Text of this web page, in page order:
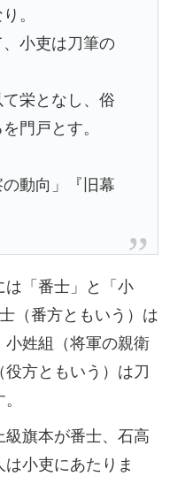
。
小吏は刀筆の
栄となし、俗
門戸とす。
の動向」『旧幕
「番士」と「小
（番方ともいう）は
姓組（将軍の親衛
方ともいう）は刀
旗本が番士、石高
小吏にあたりま